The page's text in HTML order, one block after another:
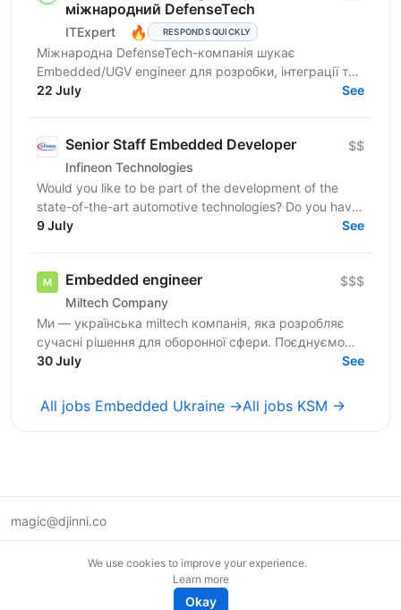
міжнародний DefenseTech
ITExpert 🔥 RESPONDS QUICKLY
Міжнародна DefenseTech-компанія шукає
Embedded/UGV engineer для розробки, інтеграції та
тестування систем UGV в українському R&D-центрі.
22 July See
Senior Staff Embedded Developer
Infineon Technologies
$$
Would you like to be part of the development of the
state-of-the-art automotive technologies? Do you have
an interest in Human Machine Interface systems and...
9 July See
Embedded engineer
Miltech Company
$$$
Ми — українська miltech компанія, яка розробляє
сучасні рішення для оборонної сфери. Поєднуємо
власне R&D, швидкий цикл розробки та серійне
30 July See
All jobs Embedded Ukraine →All jobs KSM →
magic@djinni.co
We use cookies to improve your experience.
Learn more
Okay